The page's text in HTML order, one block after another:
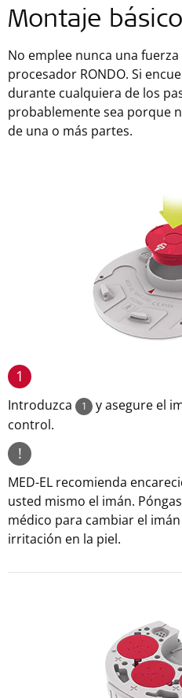
Montaje básico
No emplee nunca una
procesador RONDO. Si
durante cualquiera de los
probablemente sea porque
de una o más partes.
1
Introduzca 1 y asegure el
control.
!
MED-EL recomienda
usted mismo el imán.
médico para cambiar el
irritación en la piel.